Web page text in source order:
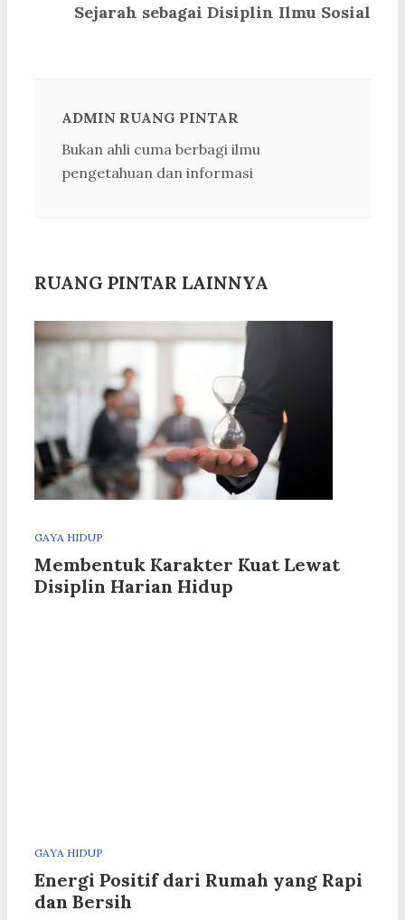
Sejarah sebagai Disiplin Ilmu Sosial
ADMIN RUANG PINTAR
Bukan ahli cuma berbagi ilmu
pengetahuan dan informasi
RUANG PINTAR LAINNYA
GAYA HIDUP
Membentuk Karakter Kuat Lewat
Disiplin Harian Hidup
GAYA HIDUP
Energi Positif dari Rumah yang Rapi
dan Bersih